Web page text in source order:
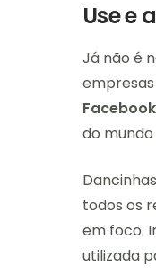
Use e
Já não é
Facebook
do
todos os
em foco.
utilizada